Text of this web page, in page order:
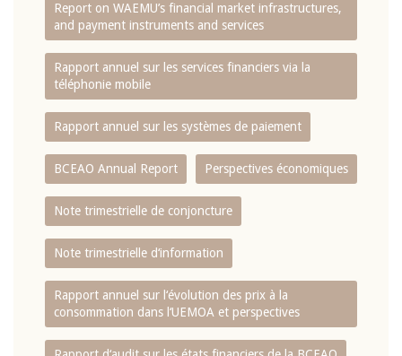
Report on WAEMU’s financial market infrastructures,
and payment instruments and services
Rapport annuel sur les services financiers via la
téléphonie mobile
Rapport annuel sur les systèmes de paiement
BCEAO Annual Report Perspectives économiques
Note trimestrielle de conjoncture
Note trimestrielle d‘information
Rapport annuel sur l‘évolution des prix à la
consommation dans l‘UEMOA et perspectives